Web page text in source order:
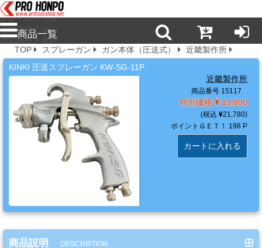
新
注
目
料・
溶
剤・
プロ本舗ではス
プレーガンを格
安販売中です。
塗装機器と塗料
の販売は京都の
プロホンポで！
商品一覧
TOP スプレーガン ガン本体（圧送式）
近畿製作所
KINKI 圧送スプレーガン KW-SG-11P
近畿製作所
商品番号 15117
特別価格 19,800
21,780
ポイントＧＥＴ！ 198 P
カートに入れる
商品説明 DESCRIPTION